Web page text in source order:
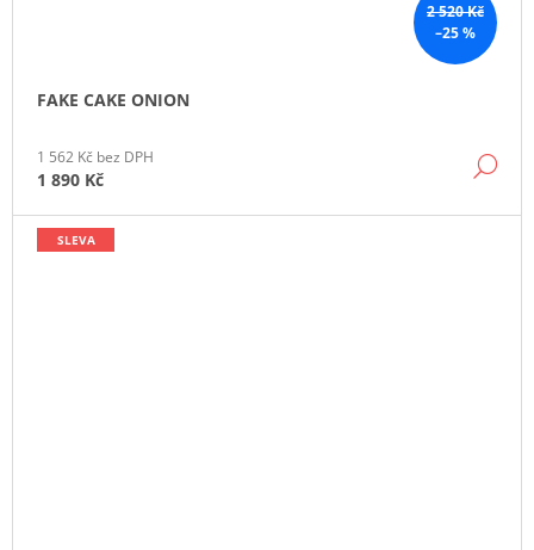
2 520 Kč
–25 %
FAKE CAKE ONION
1 562 Kč bez DPH
1 890 Kč
SLEVA